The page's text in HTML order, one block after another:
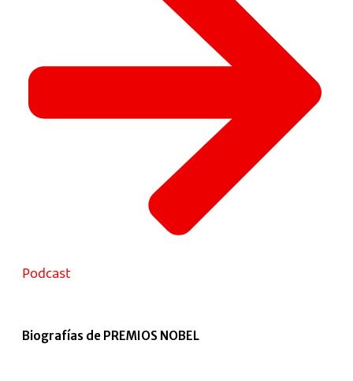
Podcast
Biografías de PREMIOS NOBEL